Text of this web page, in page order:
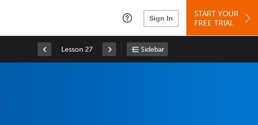
Sign In
START YOUR
FREE TRIAL
Lesson 27 Sidebar